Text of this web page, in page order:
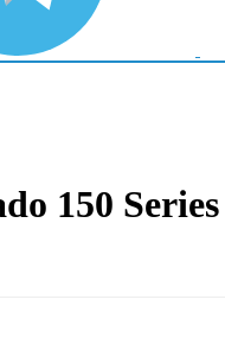
150 Series